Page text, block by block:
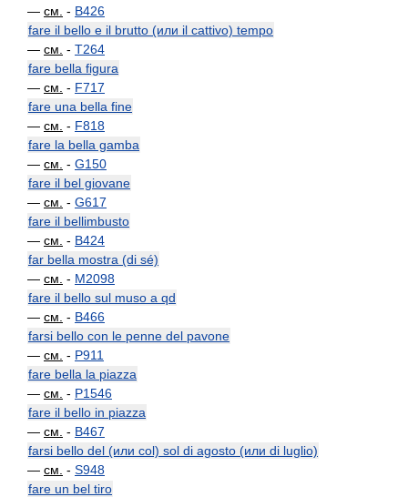
— см. - B426
fare il bello e il brutto (или il cattivo) tempo
— см. - T264
fare bella figura
— см. - F717
fare una bella fine
— см. - F818
fare la bella gamba
— см. - G150
fare il bel giovane
— см. - G617
fare il bellimbusto
— см. - B424
far bella mostra (di sé)
— см. - M2098
fare il bello sul muso a qd
— см. - B466
farsi bello con le penne del pavone
— см. - P911
fare bella la piazza
— см. - P1546
fare il bello in piazza
— см. - B467
farsi bello del (или col) sol di agosto (или di luglio)
— см. - S948
fare un bel tiro